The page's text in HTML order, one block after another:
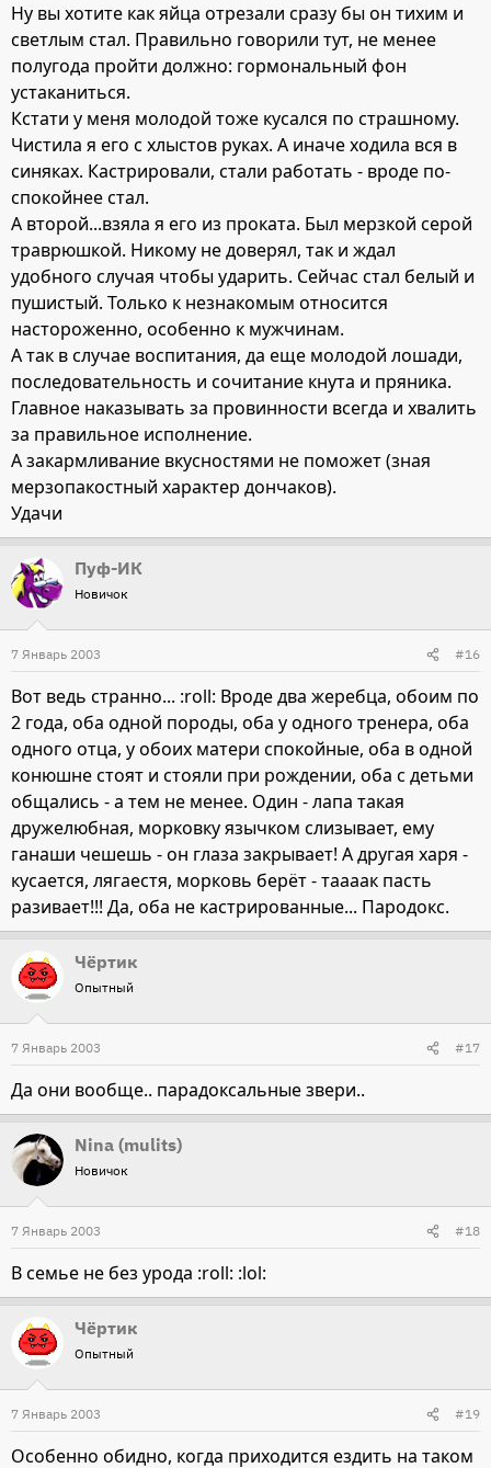
Ну вы хотите как яйца отрезали сразу бы он тихим и
светлым стал. Правильно говорили тут, не менее
полугода пройти должно: гормональный фон
устаканиться.
Кстати у меня молодой тоже кусался по страшному.
Чистила я его с хлыстов руках. А иначе ходила вся в
синяках. Кастрировали, стали работать - вроде по-
спокойнее стал.
А второй...взяла я его из проката. Был мерзкой серой
траврюшкой. Никому не доверял, так и ждал
удобного случая чтобы ударить. Сейчас стал белый и
пушистый. Только к незнакомым относится
настороженно, особенно к мужчинам.
А так в случае воспитания, да еще молодой лошади,
последовательность и сочитание кнута и пряника.
Главное наказывать за провинности всегда и хвалить
за правильное исполнение.
А закармливание вкусностями не поможет (зная
мерзопакостный характер дончаков).
Удачи
Пуф-ИК
Новичок
7 Январь 2003 #16
Вот ведь странно... :roll: Вроде два жеребца, обоим по
2 года, оба одной породы, оба у одного тренера, оба
одного отца, у обоих матери спокойные, оба в одной
конюшне стоят и стояли при рождении, оба с детьми
общались - а тем не менее. Один - лапа такая
дружелюбная, морковку язычком слизывает, ему
ганаши чешешь - он глаза закрывает! А другая харя -
кусается, лягаестя, морковь берёт - таааак пасть
разивает!!! Да, оба не кастрированные... Пародокс.
Чёртик
Опытный
7 Январь 2003 #17
Да они вообще.. парадоксальные звери..
Nina (mulits)
Новичок
7 Январь 2003 #18
В семье не без урода :roll: :lol:
Чёртик
Опытный
7 Январь 2003 #19
Особенно обидно, когда приходится ездить на таком